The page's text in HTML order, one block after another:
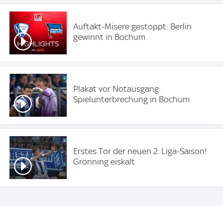
Auftakt-Misere gestoppt: Berlin
gewinnt in Bochum
Plakat vor Notausgang:
Spielunterbrechung in Bochum
Erstes Tor der neuen 2. Liga-Saison!
Grönning eiskalt